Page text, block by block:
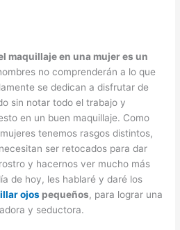
maquillaje en una mujer es un
no comprenderán a lo que
se dedican a disfrutar de
sin notar todo el trabajo y
en un buen maquillaje. Como
tenemos rasgos distintos,
ser retocados para dar
y hacernos ver mucho más
de hoy, les hablaré y daré los
ojos pequeños, para lograr una
y seductora.